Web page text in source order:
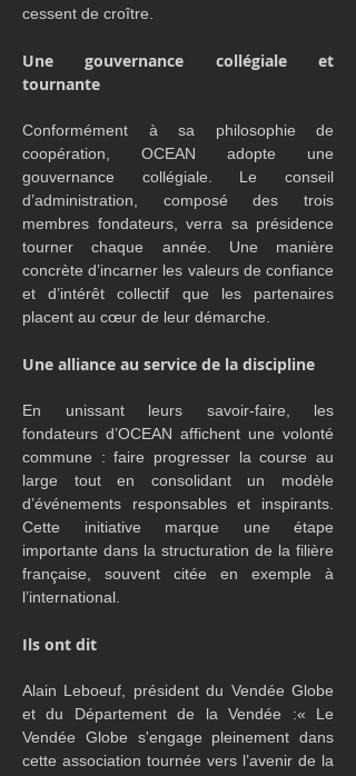
cessent de croître.
Une gouvernance collégiale et
tournante
Conformément à sa philosophie de
coopération, OCEAN adopte une
gouvernance collégiale. Le conseil
d’administration, composé des trois
membres fondateurs, verra sa présidence
tourner chaque année. Une manière
concrète d’incarner les valeurs de confiance
et d’intérêt collectif que les partenaires
placent au cœur de leur démarche.
Une alliance au service de la discipline
En unissant leurs savoir-faire, les
fondateurs d’OCEAN affichent une volonté
commune : faire progresser la course au
large tout en consolidant un modèle
d’événements responsables et inspirants.
Cette initiative marque une étape
importante dans la structuration de la filière
française, souvent citée en exemple à
l’international.
Ils ont dit
Alain Leboeuf, président du Vendée Globe
et du Département de la Vendée :« Le
Vendée Globe s'engage pleinement dans
cette association tournée vers l’avenir de la